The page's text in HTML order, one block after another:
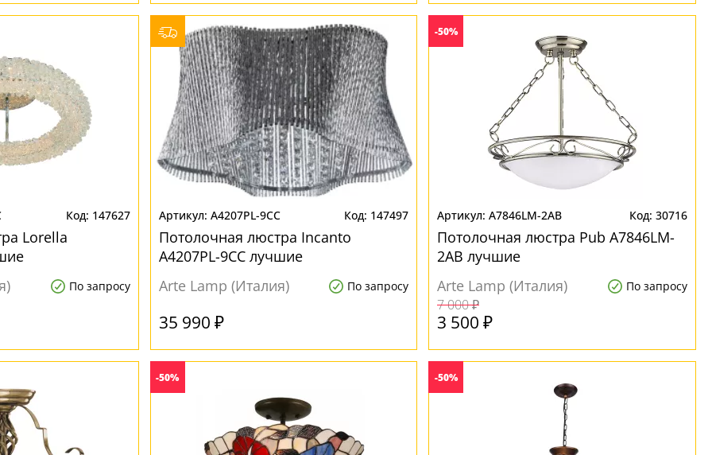
147627
Lorella
По запросу
A4207PL-9CC 147497
Потолочная люстра Incanto
A4207PL-9CC лучшие
Arte Lamp (Италия)
По запросу
35 990 ₽
-50%
A7846LM-2AB 30716
Потолочная люстра Pub A7846LM-
2AB лучшие
Arte Lamp (Италия)
По запросу
7 000 ₽
3 500 ₽
-50% -50%